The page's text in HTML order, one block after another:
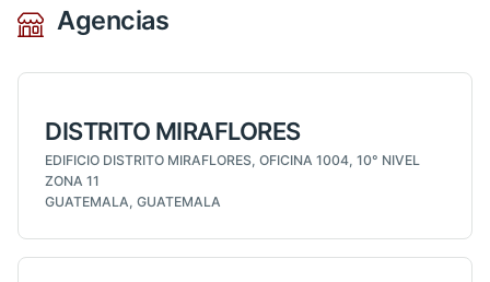
Agencias
DISTRITO MIRAFLORES
EDIFICIO DISTRITO MIRAFLORES, OFICINA 1004, 10° NIVEL
ZONA 11
GUATEMALA, GUATEMALA